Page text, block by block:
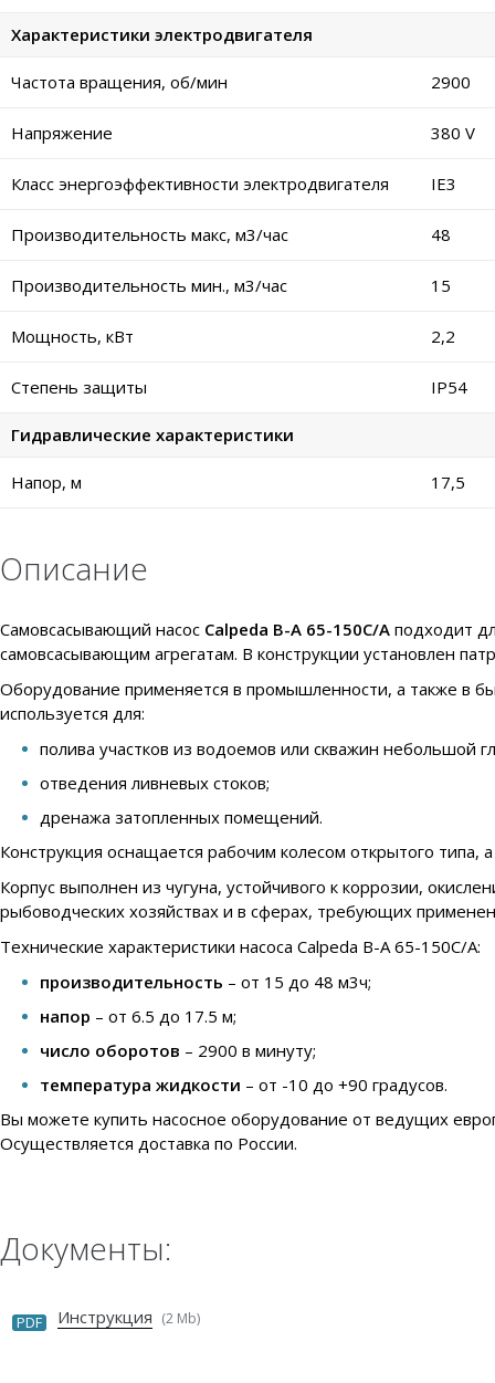
Характеристики электродвигателя
Частота вращения, об/мин 2900
Напряжение 380 V
Класс энергоэффективности электродвигателя IE3
Производительность макс, м3/час 48
Производительность мин., м3/час 15
Мощность, кВт 2,2
Степень защиты IP54
Гидравлические характеристики
Напор, м 17,5
Описание
Самовсасывающий насос Calpeda B-A 65-150C/A подходит
самовсасывающим агрегатам. В конструкции установлен
Оборудование применяется в промышленности, а также в
используется для:
полива участков из водоемов или скважин небольшой
отведения ливневых стоков;
дренажа затопленных помещений.
Конструкция оснащается рабочим колесом открытого
Корпус выполнен из чугуна, устойчивого к коррозии,
рыбоводческих хозяйствах и в сферах, требующих
Технические характеристики насоса Calpeda B-A 65-150C/A:
производительность – от 15 до 48 м3ч;
напор – от 6.5 до 17.5 м;
число оборотов – 2900 в минуту;
температура жидкости – от -10 до +90 градусов.
Вы можете купить насосное оборудование от ведущих
Осуществляется доставка по России.
Документы:
PDF Инструкция (2 Mb)